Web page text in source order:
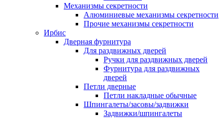
Механизмы секретности
Алюминиевые механизмы секретности
Прочие механизмы секретности
Ирбис
Дверная фурнитура
Для раздвижных дверей
Ручки для раздвижных дверей
Фурнитура для раздвижных
дверей
Петли дверные
Петли накладные обычные
Шпингалеты/засовы/задвижки
Задвижки/шпингалеты